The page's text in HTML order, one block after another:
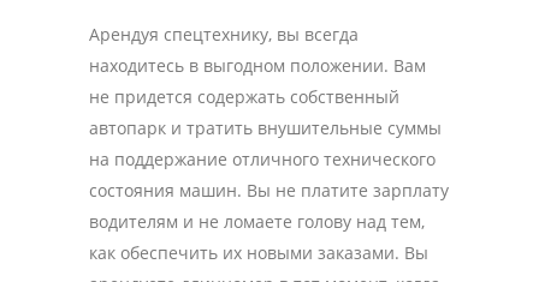
Арендуя спецтехнику, вы всегда
находитесь в выгодном положении. Вам
не придется содержать собственный
автопарк и тратить внушительные суммы
на поддержание отличного технического
состояния машин. Вы не платите зарплату
водителям и не ломаете голову над тем,
как обеспечить их новыми заказами. Вы